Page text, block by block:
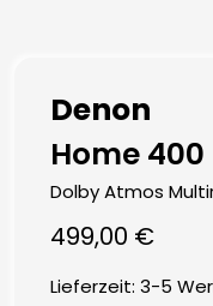
Denon
Home 400
Dolby Atmos
499,00 €
Lieferzeit: 3-5